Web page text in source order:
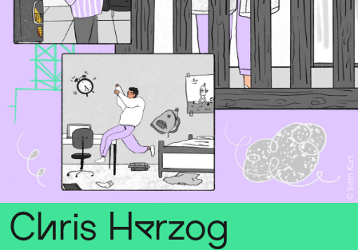
Irem Kurt
Chris Herzog